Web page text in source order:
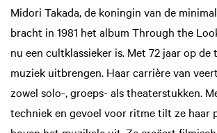
Midori Takada, de koningin van de
bracht in 1981 het album Through the
nu een cultklassieker is. Met 72 jaar op
muziek uitbrengen. Haar carrière van
zowel solo-, groeps- als theaterstukken.
techniek en gevoel voor ritme tilt ze haar